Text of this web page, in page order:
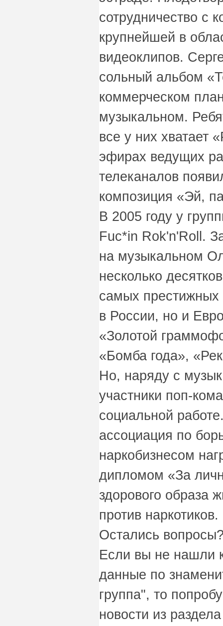
сотрудничество с
крупнейшей в
видеоклипов.
сольный альбом
коммерческом
музыкальном.
все у них хватает
эфирах ведущих
телеканалов
композиция «Эй,
В 2005 году у
Fuc*in Rok'n'Roll.
на музыкальном
несколько
самых престижных
в России, но и
«Золотой
«Бомба года»,
Но, наряду с
участники поп-
социальной
ассоциация по
наркобизнесом
дипломом «За
здорового образа
против наркотиков.
Остались
Если вы не нашли
данные по
группа", то
новости из